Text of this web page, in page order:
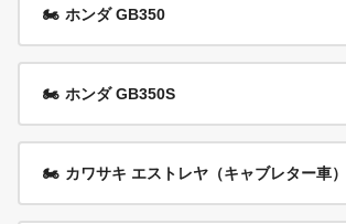
🏍️ ホンダ GB350
🏍️ ホンダ GB350S
🏍️ カワサキ エストレヤ（キャブレター車）